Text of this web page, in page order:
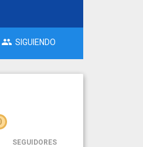
SIGUIENDO
SEGUIDORES